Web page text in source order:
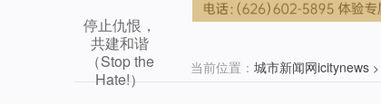
当前位置： 城市新闻网icitynews >
停止仇恨，
共建和谐
（Stop the
Hate!）